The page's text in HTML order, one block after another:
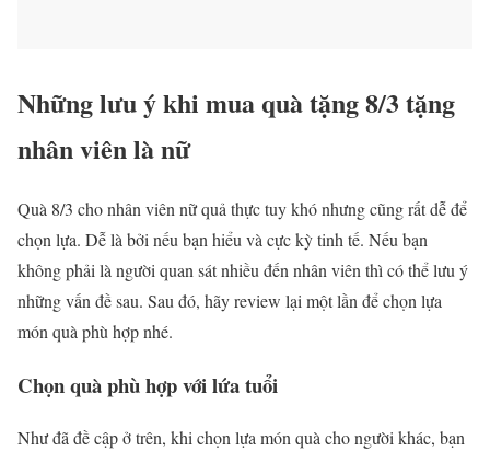
Những lưu ý khi mua quà tặng 8/3 tặng
nhân viên là nữ
Quà 8/3 cho nhân viên nữ quả thực tuy khó nhưng cũng rất dễ để
chọn lựa. Dễ là bởi nếu bạn hiểu và cực kỳ tinh tế. Nếu bạn
không phải là người quan sát nhiều đến nhân viên thì có thể lưu ý
những vấn đề sau. Sau đó, hãy review lại một lần để chọn lựa
món quà phù hợp nhé.
Chọn quà phù hợp với lứa tuổi
Như đã đề cập ở trên, khi chọn lựa món quà cho người khác, bạn